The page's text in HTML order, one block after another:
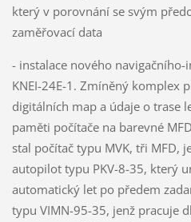
který v porovnání se svým
zaměřovací data
- instalace nového
KNEI-24E-1. Zmíněný komplex
digitálních map a údaje o trase
paměti počítače na barevné
stal počítač typu MVK, tři MFD,
autopilot typu PKV-8-35, který
automatický let po předem
typu VIMN-95-35, jenž pracuje